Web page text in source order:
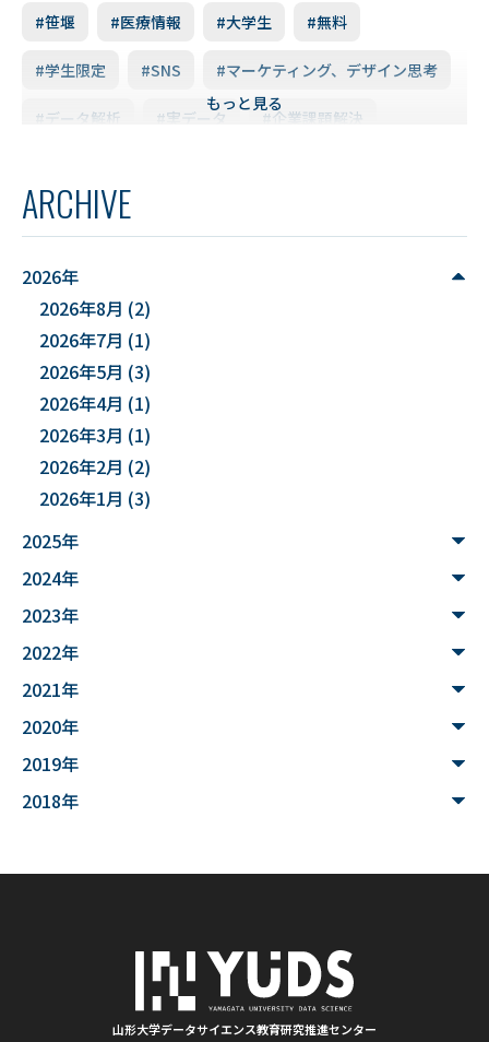
#笹堰 #医療情報 #大学生 #無料
#学生限定 #SNS #マーケティング、デザイン思考
#データ解析 #実データ #企業課題解決
#YUDS #庄内地方
#DXハイスクール
#能登半島地震被害調査
#文化財 #災害
#”オットセイ”のブロニー君
#３Dデータ
#まちの記憶を残し隊
#文理融合
#魚醤
#家畜行動
#シカン
#学生支援 #清代寺院 #画像分析
#BorealForest #放射線 #福島第一原発事故
もっと見る
ARCHIVE
2026年
2026年8月 (2)
2026年7月 (1)
2026年5月 (3)
2026年4月 (1)
2026年3月 (1)
2026年2月 (2)
2026年1月 (3)
2025年
2024年
2023年
2022年
2021年
2020年
2019年
2018年
山形大学データサイエンス教育研究推進センター